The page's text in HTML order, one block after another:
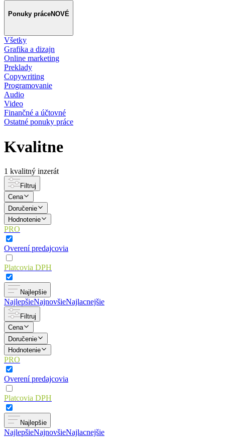
Ponuky práceNOVÉ
Všetky
Grafika a dizajn
Online marketing
Preklady
Copywriting
Programovanie
Audio
Video
Finančné a účtovné
Ostatné ponuky práce
Kvalitne
1 kvalitný inzerát
Filtruj
Cena
Doručenie
Hodnotenie
PRO
Overení predajcovia
Platcovia DPH
Najlepšie
NajlepšieNajnovšieNajlacnejšie
Filtruj
Cena
Doručenie
Hodnotenie
PRO
Overení predajcovia
Platcovia DPH
Najlepšie
NajlepšieNajnovšieNajlacnejšie